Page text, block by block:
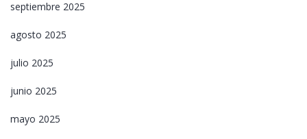
septiembre 2025
agosto 2025
julio 2025
junio 2025
mayo 2025